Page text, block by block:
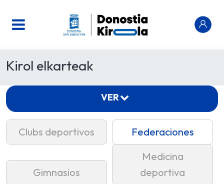
Kirol elkarteak
Clubs deportivos Federaciones
Gimnasios
Medicina
deportiva
VER